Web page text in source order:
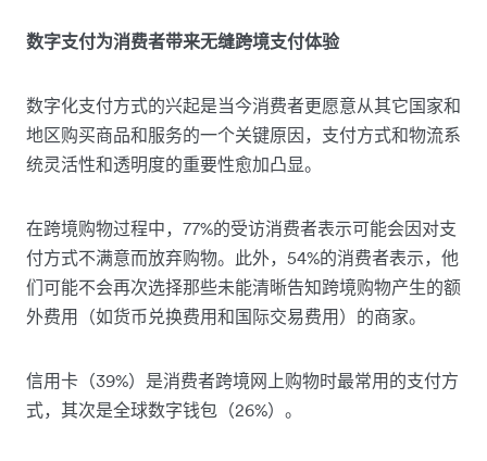
数字支付为消费者带来无缝跨境支付体验
数字化支付方式的兴起是当今消费者更愿意从其它国家和
地区购买商品和服务的一个关键原因，支付方式和物流系
统灵活性和透明度的重要性愈加凸显。
在跨境购物过程中，77%的受访消费者表示可能会因对支
付方式不满意而放弃购物。此外，54%的消费者表示，他
们可能不会再次选择那些未能清晰告知跨境购物产生的额
外费用（如货币兑换费用和国际交易费用）的商家。
信用卡（39%）是消费者跨境网上购物时最常用的支付方
式，其次是全球数字钱包（26%）。